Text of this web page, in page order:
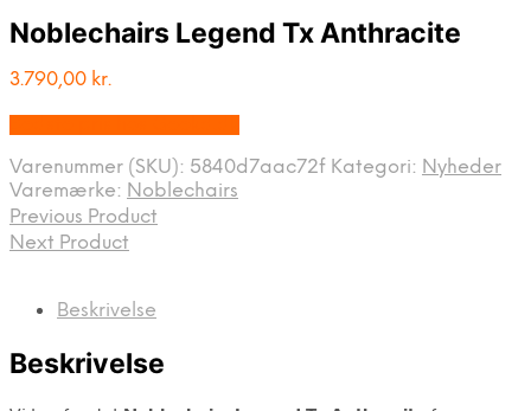
Noblechairs Legend Tx Anthracite
3.790,00 kr.
Varenummer (SKU): 5840d7aac72f Kategori: Nyheder
Varemærke: Noblechairs
Previous Product
Next Product
Beskrivelse
Beskrivelse